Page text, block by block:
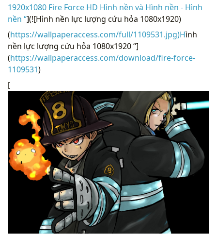
1920x1080 Fire Force HD Hình nền và Hình nền - Hình
nền “](![Hình nền lực lượng cứu hỏa 1080x1920)
(https://wallpaperaccess.com/full/1109531.jpg)Hình
nền lực lượng cứu hỏa 1080x1920 “]
(https://wallpaperaccess.com/download/fire-force-
1109531)
[